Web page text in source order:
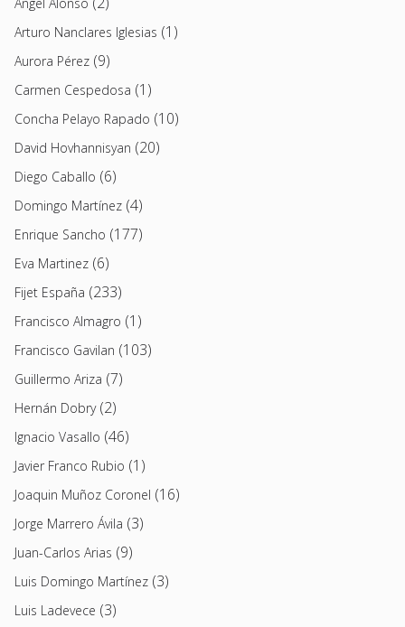
Arturo Nanclares Iglesias (1)
Aurora Pérez (9)
Carmen Cespedosa (1)
Concha Pelayo Rapado (10)
David Hovhannisyan (20)
Diego Caballo (6)
Domingo Martínez (4)
Enrique Sancho (177)
Eva Martinez (6)
Fijet España (233)
Francisco Almagro (1)
Francisco Gavilan (103)
Guillermo Ariza (7)
Hernán Dobry(2)
Ignacio Vasallo (46)
Javier Franco Rubio (1)
Joaquin Muñoz Coronel (16)
Jorge Marrero Ávila (3)
Juan-Carlos Arias (9)
Luis Domingo Martínez (3)
Luis Ladevece (3)